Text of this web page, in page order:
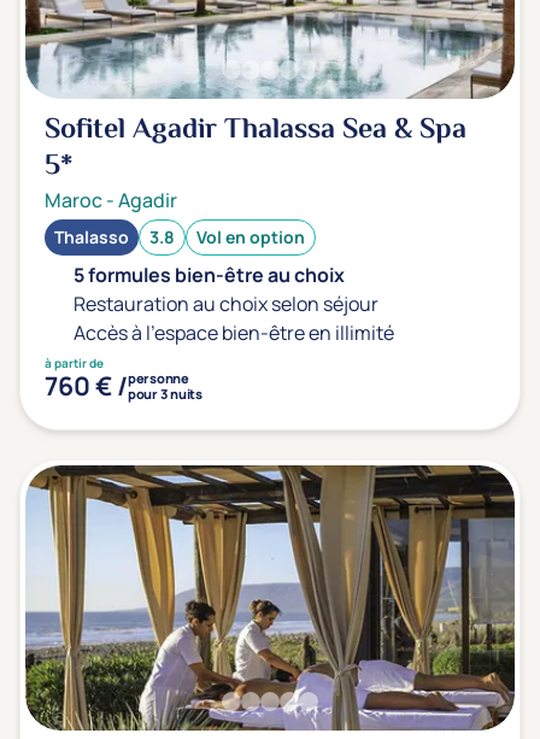
Prévention santé
(0)
Sport
(0)
Yoga
(0)
Offres spéciales
Vente Flash & Promo
Offres spéciales Solo
Distance de chez vous
Établissements proches de chez moi
Km
Transports & hébergement
Soins sans hébergement
(0)
Offre séjour + vol inclus
(0)
Sofitel Agadir Thalassa Sea & Spa
5*
Maroc-Agadir
Thalasso 3.8 Vol en option
5 formules bien-être au choix
Restauration au choix selon séjour
Accès à l'espace bien-être en illimité
à partir de
760 € /personne
pour 3 nuits